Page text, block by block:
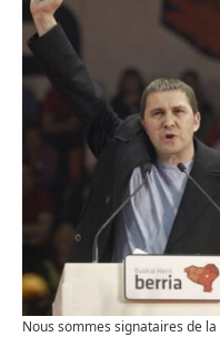
Nous sommes signataires de